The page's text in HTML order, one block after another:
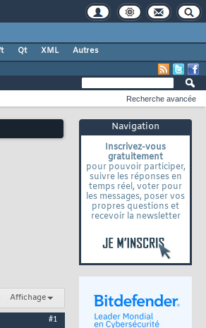
Qt XML
Autres
Navigation
Inscrivez-vous
gratuitement
pour pouvoir participer,
suivre les réponses en
temps réel, voter pour
les messages, poser vos
propres questions et
recevoir la newsletter
Recherche avancée
Affichage
#1